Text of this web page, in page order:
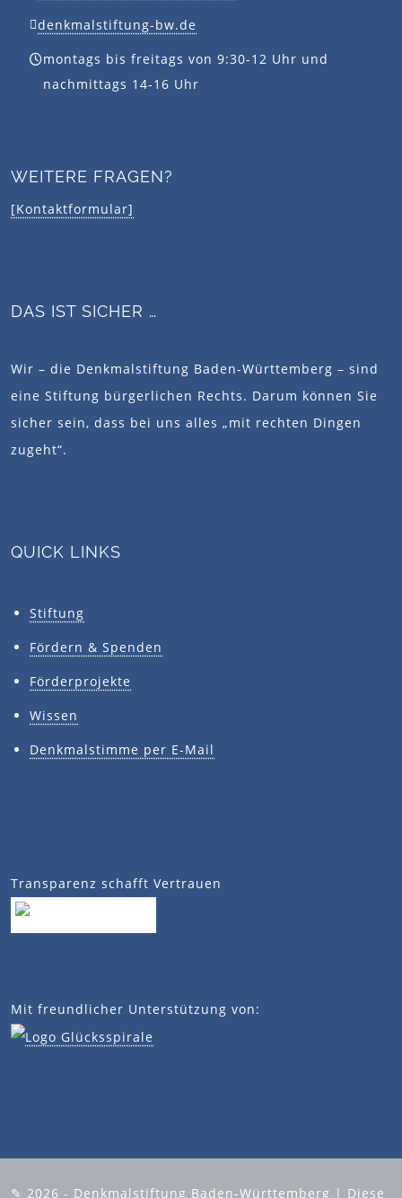
denkmalstiftung-bw.de
montags bis freitags von 9:30-12 Uhr und
nachmittags 14-16 Uhr
WEITERE FRAGEN?
[Kontaktformular]
DAS IST SICHER …
Wir – die Denkmalstiftung Baden-Württemberg – sind
eine Stiftung bürgerlichen Rechts. Darum können Sie
sicher sein, dass bei uns alles „mit rechten Dingen
zugeht“.
QUICK LINKS
Stiftung
Fördern & Spenden
Förderprojekte
Wissen
Denkmalstimme per E-Mail
Transparenz schafft Vertrauen
Mit freundlicher Unterstützung von:
✎ 2026 - Denkmalstiftung Baden-Württemberg | Diese